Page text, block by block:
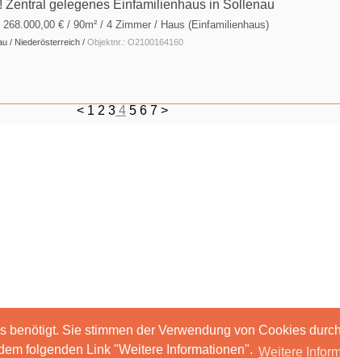
Sie stimmen der Verwendung von Cookies
folgenden Link "Weitere Informationen". Weitere
Zentral gelegenes Einfamilienhaus in Sollenau
268.000,00 € / 90m² / 4 Zimmer / Haus (Einfamilienhaus)
/ Niederösterreich / Objektnr.: O2100164160
< 1 2 3 4 5 6 7 >